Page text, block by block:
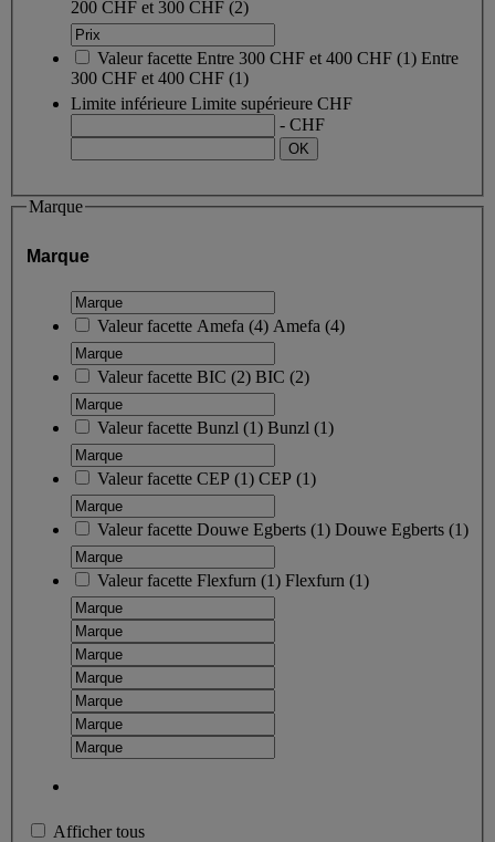
200 CHF et 300 CHF (2)
Valeur facette Entre 300 CHF et 400 CHF (1) Entre
300 CHF et 400 CHF (1)
Limite inférieure Limite supérieure CHF
- CHF
Marque
Marque
Valeur facette Amefa (4) Amefa (4)
Valeur facette BIC (2) BIC (2)
Valeur facette Bunzl (1) Bunzl (1)
Valeur facette CEP (1) CEP (1)
Valeur facette Douwe Egberts (1) Douwe Egberts (1)
Valeur facette Flexfurn (1) Flexfurn (1)
Afficher tous